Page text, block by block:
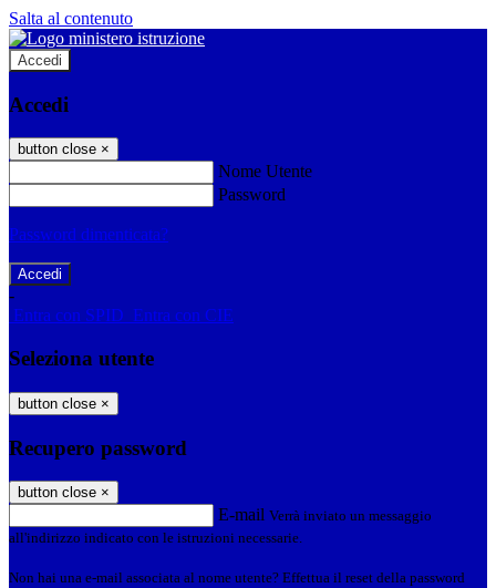
Salta al contenuto
Accedi
Accedi
button close ×
Nome Utente
Password
Password dimenticata?
-
Entra con SPID Entra con CIE
Seleziona utente
button close ×
Recupero password
button close ×
E-mail Verrà inviato un messaggio
all'indirizzo indicato con le istruzioni necessarie.
Non hai una e-mail associata al nome utente? Effettua il reset della password